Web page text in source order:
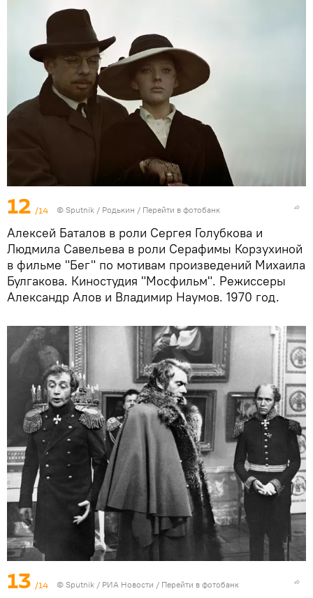
12 /14 © Sputnik / Родькин / Перейти в фотобанк
Алексей Баталов в роли Сергея Голубкова и
Людмила Савельева в роли Серафимы Корзухиной
в фильме "Бег" по мотивам произведений Михаила
Булгакова. Киностудия "Мосфильм". Режиссеры
Александр Алов и Владимир Наумов. 1970 год.
13 /14 © Sputnik / РИА Новости / Перейти в фотобанк